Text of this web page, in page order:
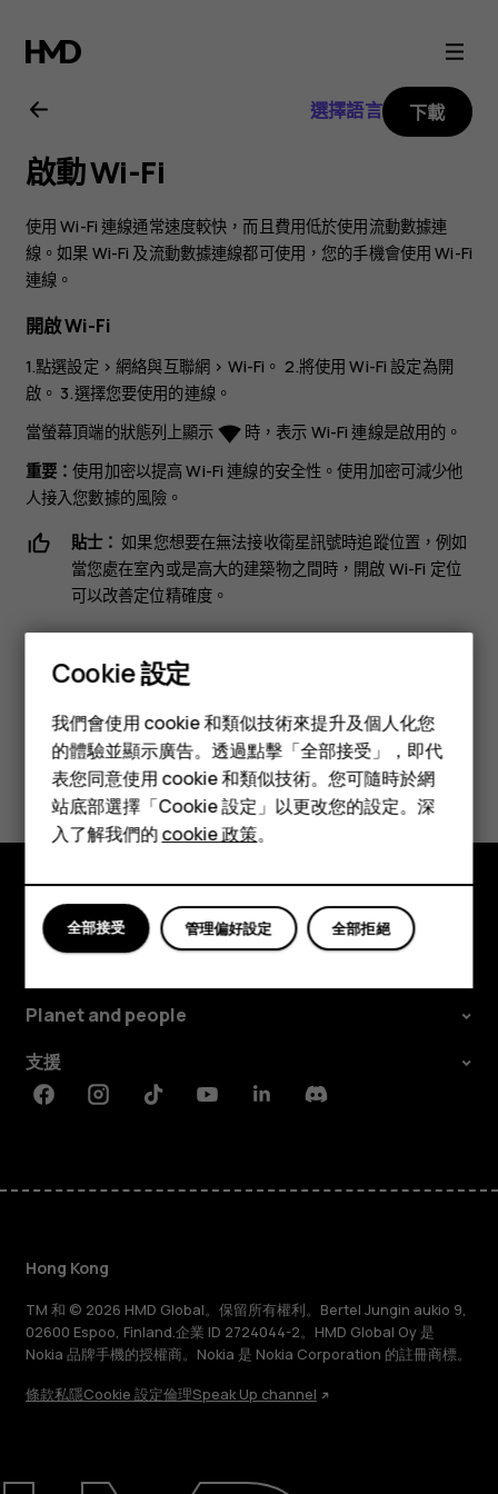
Nokia
3.2
用
戶
指
南
智慧型手機
功能型手機
配件
平板電腦
關於
選擇語言 下載
啟動 Wi-Fi
使用 Wi-Fi 連線通常速度較快，而且費用低於使用流動數據連
線。如果 Wi-Fi 及流動數據連線都可使用，您的手機會使用 Wi-Fi
連線。
開啟 Wi-Fi
1.點選設定 >網絡與互聯網 > Wi-Fi 。 2.將使用 Wi-Fi 設定為開
啟。 3.選擇您要使用的連線。
當螢幕頂端的狀態列上顯示 network_wifi時，表示 Wi-Fi 連線是啟用的。
重要：使用加密以提高 Wi-Fi 連線的安全性。使用加密可減少他
人接入您數據的風險。
貼士： 如果您想要在無法接收衛星訊號時追蹤位置，例如
當您處在室內或是高大的建築物之間時，開啟 Wi-Fi 定位
可以改善定位精確度。
您認為這有幫助嗎？
是 否
探索
Planet and people
支援
FacebookInstagramTiktokYoutubeLinkedinDiscord
Hong Kong
TM 和 © 2026 HMD Global。保留所有權利。Bertel Jungin aukio 9,
02600 Espoo, Finland.企業 ID 2724044-2。HMD Global Oy 是
Nokia 品牌手機的授權商。Nokia 是 Nokia Corporation 的註冊商標。
條款私隱Cookie 設定倫理Speak Up channel
Cookie 設定
我們會使用 cookie 和類似技術來提升及個人化您
的體驗並顯示廣告。透過點擊「全部接受」，即代
表您同意使用 cookie 和類似技術。您可隨時於網
站底部選擇「Cookie 設定」以更改您的設定。深
入了解我們的cookie 政策。
全部拒絕
管理偏好設定
全部接受